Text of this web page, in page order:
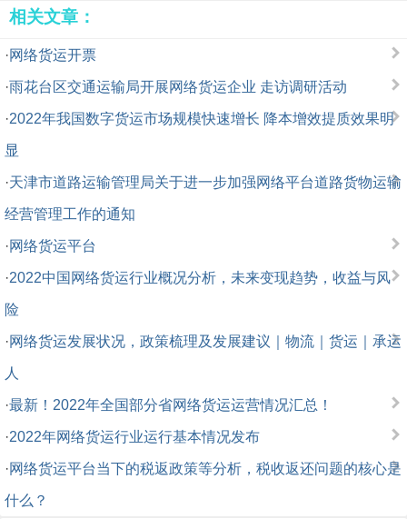
相关文章：
·网络货运开票
·雨花台区交通运输局开展网络货运企业 走访调研活动
·2022年我国数字货运市场规模快速增长 降本增效提质效果明
显
·天津市道路运输管理局关于进一步加强网络平台道路货物运输
经营管理工作的通知
·网络货运平台
·2022中国网络货运行业概况分析，未来变现趋势，收益与风
险
·网络货运发展状况，政策梳理及发展建议｜物流｜货运｜承运
人
·最新！2022年全国部分省网络货运运营情况汇总！
·2022年网络货运行业运行基本情况发布
·网络货运平台当下的税返政策等分析，税收返还问题的核心是
什么？